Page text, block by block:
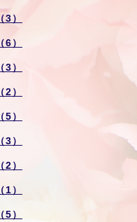
）
）
）
）
）
）
）
）
）